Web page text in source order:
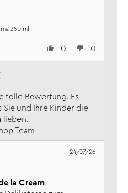
0 0
tolle Bewertung. Es
Sie und Ihre Kinder die
lieben.
Team
250 ml
24/07/26
la Cream